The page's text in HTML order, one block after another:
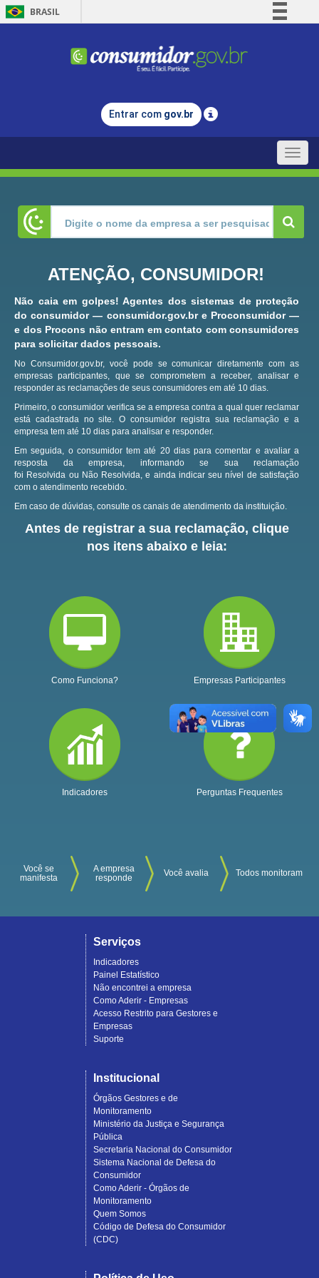
BRASIL
Comunica BR
Legislação
Entrar com gov.br
Toggle
ATENÇÃO, CONSUMIDOR!
Não caia em golpes! Agentes dos sistemas de proteção
do consumidor — consumidor.gov.br e Proconsumidor —
e dos Procons não entram em contato com consumidores
para solicitar dados pessoais.
No Consumidor.gov.br, você pode se comunicar diretamente com as
empresas participantes, que se comprometem a receber, analisar e
responder as reclamações de seus consumidores em até 10 dias.
Primeiro, o consumidor verifica se a empresa contra a qual quer reclamar
está cadastrada no site.O consumidor registra sua reclamação e a
empresa tem até 10 dias para analisar e responder.
Em seguida, o consumidor tem até 20 dias para comentar e avaliar a
resposta da empresa, informando se sua reclamação
foi Resolvida ou Não Resolvida, e ainda indicar seu nível de satisfação
com o atendimento recebido.
Em caso de dúvidas, consulte os canais de atendimento da instituição.
Antes de registrar a sua reclamação, clique
nos itens abaixo e leia:
Como Funciona? Empresas Participantes
Indicadores Perguntas Frequentes
Você se
manifesta
A empresa
responde
Você avalia Todos monitoram
Serviços
Indicadores
Painel Estatístico
Não encontrei a empresa
Como Aderir - Empresas
Acesso Restrito para Gestores e
Empresas
Suporte
Institucional
Órgãos Gestores e de
Monitoramento
Ministério da Justiça e Segurança
Pública
Secretaria Nacional do Consumidor
Sistema Nacional de Defesa do
Consumidor
Como Aderir - Órgãos de
Monitoramento
Quem Somos
Código de Defesa do Consumidor
(CDC)